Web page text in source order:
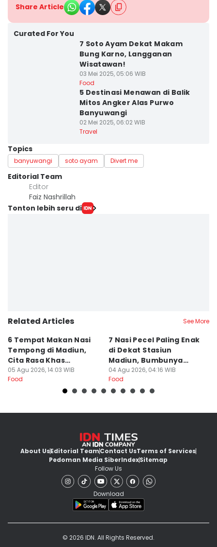
Share Article
Curated For You
7 Soto Ayam Dekat Makam
Bung Karno, Langganan
Wisatawan!
03 Mei 2025, 05:06 WIB
Food
5 Destinasi Menawan di Balik
Mitos Angker Alas Purwo
Banyuwangi
02 Mei 2025, 06:02 WIB
Travel
Topics
banyuwangi soto ayam Divert me
Editorial Team
Editor
Faiz Nashrillah
Tonton lebih seru di
Related Articles See More
6 Tempat Makan Nasi
Tempong di Madiun,
Cita Rasa Khas
Banyuwangi
05 Agu 2026, 14:03 WIB
Food
7 Nasi Pecel Paling Enak
di Dekat Stasiun
Madiun, Bumbunya
Khas
04 Agu 2026, 04:16 WIB
Food
About UsEditorial TeamContact UsTerms of Services
Pedoman Media SiberIndexSitemap
Follow Us
Download
© 2026 IDN. All Rights Reserved.